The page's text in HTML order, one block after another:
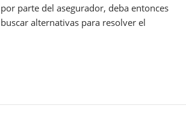
por parte del asegurador, deba entonces
buscar alternativas para resolver el